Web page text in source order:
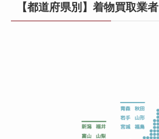
【都道府県別】着物買取業者